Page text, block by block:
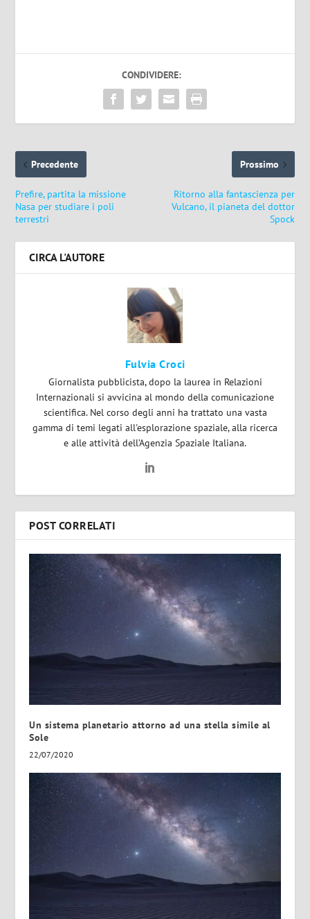
CONDIVIDERE:
Precedente
Prefire, partita la missione
Nasa per studiare i poli
terrestri
Prossimo
Ritorno alla fantascienza per
Vulcano, il pianeta del dottor
Spock
CIRCA L'AUTORE
Fulvia Croci
Giornalista pubblicista, dopo la laurea in Relazioni
Internazionali si avvicina al mondo della comunicazione
scientifica. Nel corso degli anni ha trattato una vasta
gamma di temi legati all'esplorazione spaziale, alla ricerca
e alle attività dell’Agenzia Spaziale Italiana.
POST CORRELATI
Un sistema planetario attorno ad una stella simile al
Sole
22/07/2020